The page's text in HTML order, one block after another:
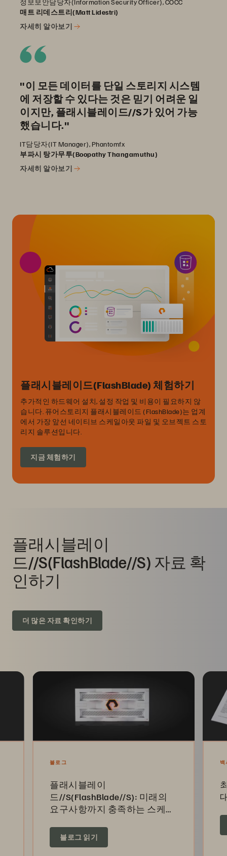
매트 리데스트리(Matt Lidestri)
자세히 알아보기
"이 모든 데이터를 단일 스토리지 시스템
에 저장할 수 있다는 것은 믿기 어려운 일
이지만, 플래시블레이드//S가 있어 가능
했습니다."
IT담당자(IT Manager), Phantomfx
부파시 탕가무투(Boopathy Thangamuthu)
자세히 알아보기
플래시블레이드(FlashBlade) 체험하기
추가적인 하드웨어 설치, 설정 작업 및 비용이 필요하지 않
습니다. 퓨어스토리지 플래시블레이드 (FlashBlade)는 업계
에서 가장 앞선 네이티브 스케일아웃 파일 및 오브젝트 스토
리지 솔루션입니다.
지금 체험하기
플래시블레이
드//S(FlashBlade//S) 자료 확
인하기
더 많은 자료 확인하기
블로그
플래시블레이
드//S(FlashBlade//S): 미래의
요구사항까지 충족하는 스케일
블로그 읽기
백